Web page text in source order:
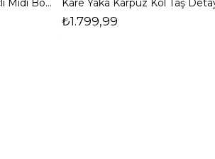
Halter Yaka Önden Yırtmaçlı Midi Boy Kahverengi Hasre Kadın Elbise 26Y502
₺1.799,99